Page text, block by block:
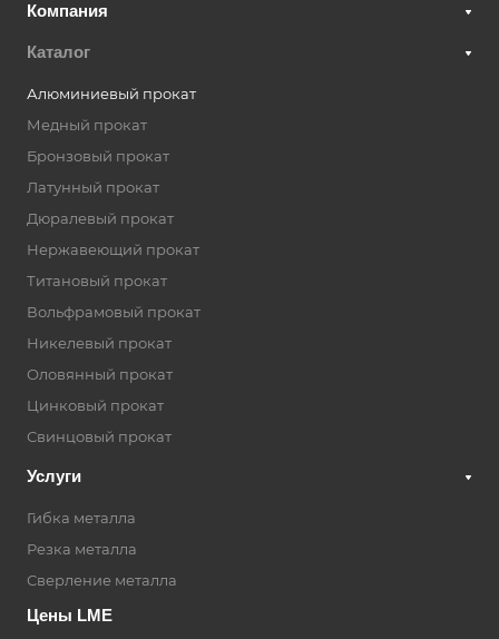
Компания
Каталог
Алюминиевый прокат
Медный прокат
Бронзовый прокат
Латунный прокат
Дюралевый прокат
Нержавеющий прокат
Титановый прокат
Вольфрамовый прокат
Никелевый прокат
Оловянный прокат
Цинковый прокат
Свинцовый прокат
Услуги
Гибка металла
Резка металла
Сверление металла
Цены LME